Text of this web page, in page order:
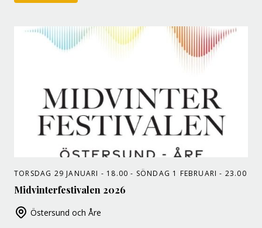
TORSDAG 29 JANUARI - 18.00 - SÖNDAG 1 FEBRUARI - 23.00
Midvinterfestivalen 2026
Östersund och Åre